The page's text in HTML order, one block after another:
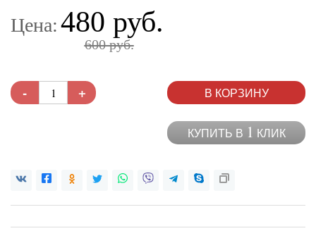
Цена:480 руб.
600 руб.
- + В КОРЗИНУ
КУПИТЬ В 1 КЛИК